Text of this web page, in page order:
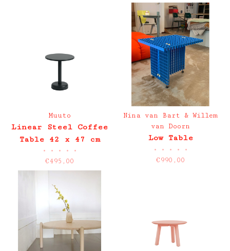
Muuto
Linear Steel Coffee
Table 42 x 47 cm
• • • • •
€495,00
Nina van Bart & Willem
van Doorn
Low Table
• • • • •
€990,00